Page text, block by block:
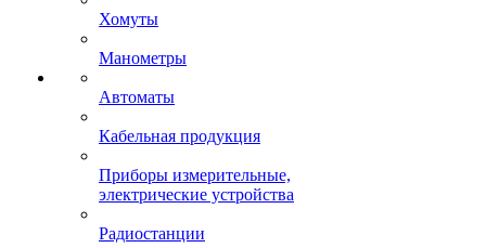
Хомуты
Манометры
Автоматы
Кабельная продукция
Приборы измерительные,
электрические устройства
Радиостанции